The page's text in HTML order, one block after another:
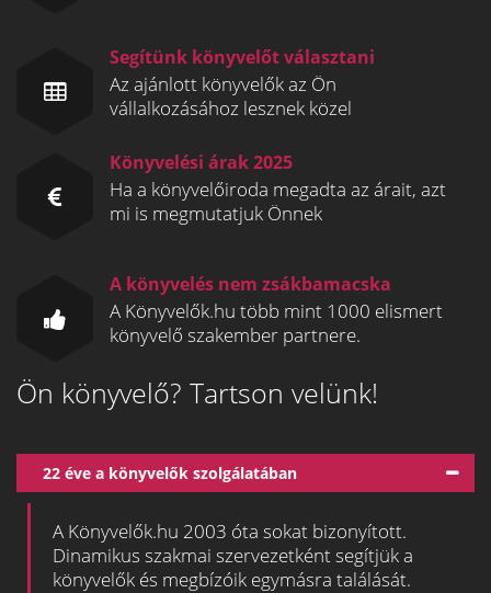
Segítünk könyvelőt választani
Az ajánlott könyvelők az Ön
vállalkozásához lesznek közel
Könyvelési árak 2025
Ha a könyvelőiroda megadta az árait, azt
mi is megmutatjuk Önnek
A könyvelés nem zsákbamacska
A Könyvelők.hu több mint 1000 elismert
könyvelő szakember partnere.
Ön könyvelő? Tartson velünk!
22 éve a könyvelők szolgálatában
A Könyvelők.hu 2003 óta sokat bizonyított.
Dinamikus szakmai szervezetként segítjük a
könyvelők és megbízóik egymásra találását.